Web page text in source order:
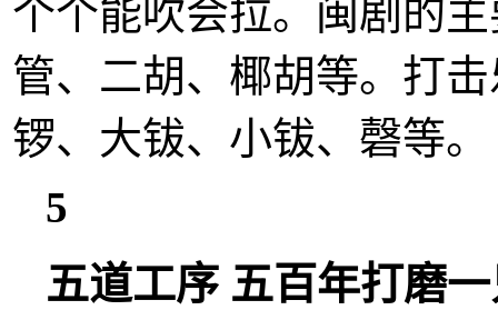
个个能吹会拉。闽剧的
管、二胡、椰胡等。打
锣、大钹、小钹、磬等。
5
五道工序 五百年打磨